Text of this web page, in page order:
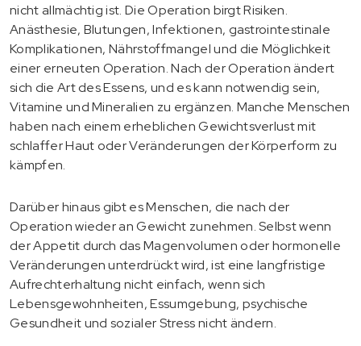
nicht allmächtig ist. Die Operation birgt Risiken.
Anästhesie, Blutungen, Infektionen, gastrointestinale
Komplikationen, Nährstoffmangel und die Möglichkeit
einer erneuten Operation. Nach der Operation ändert
sich die Art des Essens, und es kann notwendig sein,
Vitamine und Mineralien zu ergänzen. Manche Menschen
haben nach einem erheblichen Gewichtsverlust mit
schlaffer Haut oder Veränderungen der Körperform zu
kämpfen.
Darüber hinaus gibt es Menschen, die nach der
Operation wieder an Gewicht zunehmen. Selbst wenn
der Appetit durch das Magenvolumen oder hormonelle
Veränderungen unterdrückt wird, ist eine langfristige
Aufrechterhaltung nicht einfach, wenn sich
Lebensgewohnheiten, Essumgebung, psychische
Gesundheit und sozialer Stress nicht ändern.